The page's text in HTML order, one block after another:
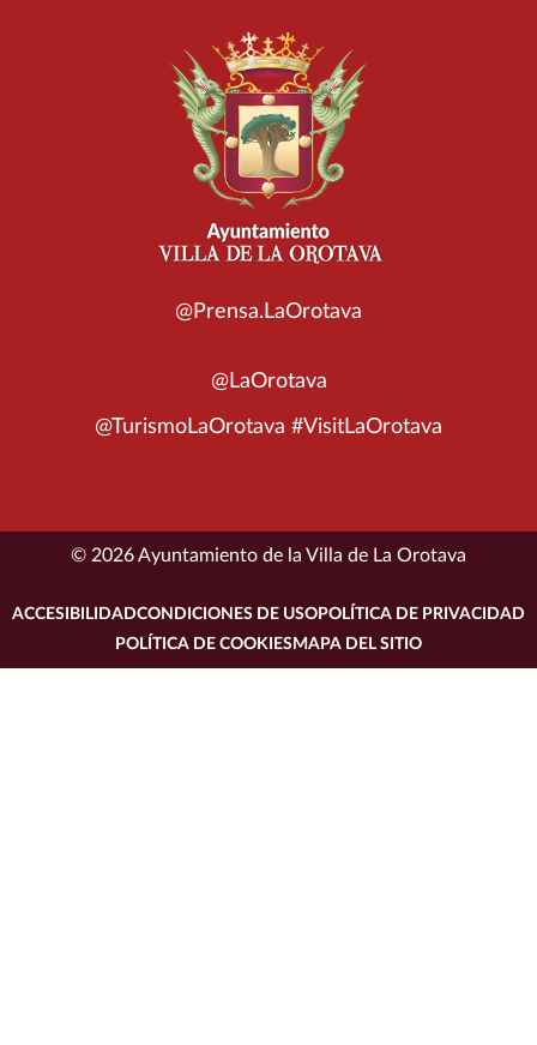
@Prensa.LaOrotava
@LaOrotava
@TurismoLaOrotava #VisitLaOrotava
© 2026 Ayuntamiento de la Villa de La Orotava
ACCESIBILIDADCONDICIONES DE USO POLÍTICA DE PRIVACIDAD
POLÍTICA DE COOKIESMAPA DEL SITIO